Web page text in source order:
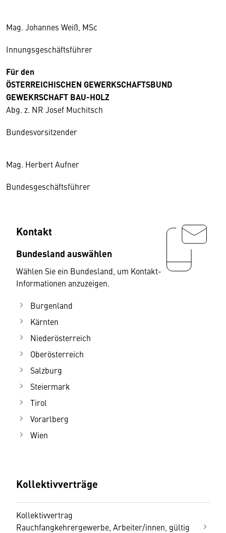
Mag. Johannes Weiß, MSc
Innungsgeschäftsführer
Für den
ÖSTERREICHISCHEN GEWERKSCHAFTSBUND
GEWEKRSCHAFT BAU-HOLZ
Abg. z. NR Josef Muchitsch
Bundesvorsitzender
Mag. Herbert Aufner
Bundesgeschäftsführer
Kontakt
Bundesland auswählen
Wählen Sie ein Bundesland, um Kontakt-
Informationen anzuzeigen.
Burgenland
Kärnten
Niederösterreich
Oberösterreich
Salzburg
Steiermark
Tirol
Vorarlberg
Wien
Kollektivverträge
Kollektivvertrag
Rauchfangkehrergewerbe, Arbeiter/innen, gültig